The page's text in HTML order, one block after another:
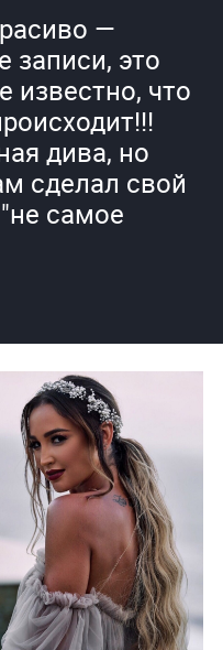
—
записи, это
известно, что
дива, но
сделал свой
самое